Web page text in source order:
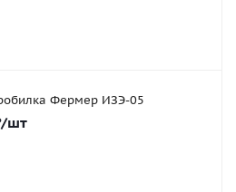
Фермер ИЗЭ-05
/шт